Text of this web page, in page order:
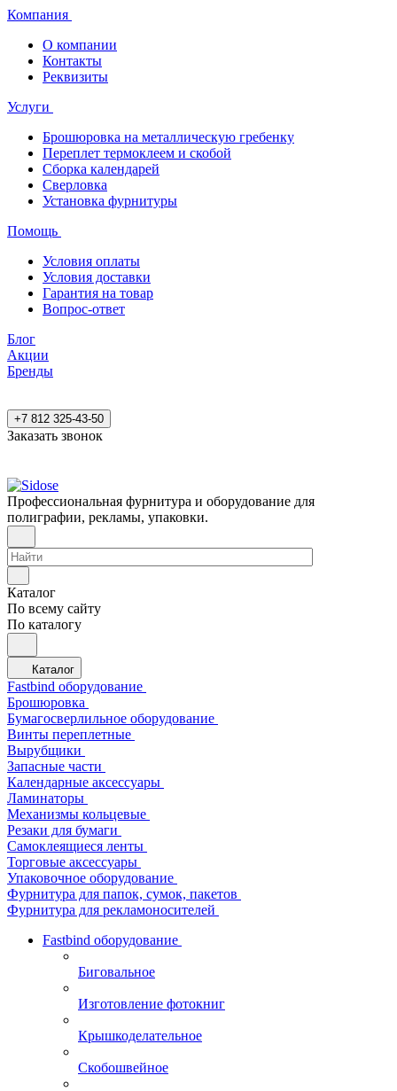
Компания
О компании
Контакты
Реквизиты
Услуги
Брошюровка на металлическую гребенку
Переплет термоклеем и скобой
Сборка календарей
Сверловка
Установка фурнитуры
Помощь
Условия оплаты
Условия доставки
Гарантия на товар
Вопрос-ответ
Блог
Акции
Бренды
+7 812 325-43-50
Заказать звонок
Профессиональная фурнитура и оборудование для
полиграфии, рекламы, упаковки.
Каталог
По всему сайту
По каталогу
Каталог
Fastbind оборудование
Брошюровка
Бумагосверлильное оборудование
Винты переплетные
Вырубщики
Запасные части
Календарные аксессуары
Ламинаторы
Механизмы кольцевые
Резаки для бумаги
Самоклеящиеся ленты
Торговые аксессуары
Упаковочное оборудование
Фурнитура для папок, сумок, пакетов
Фурнитура для рекламоносителей
Fastbind оборудование
Биговальное
Изготовление фотокниг
Крышкоделательное
Скобошвейное